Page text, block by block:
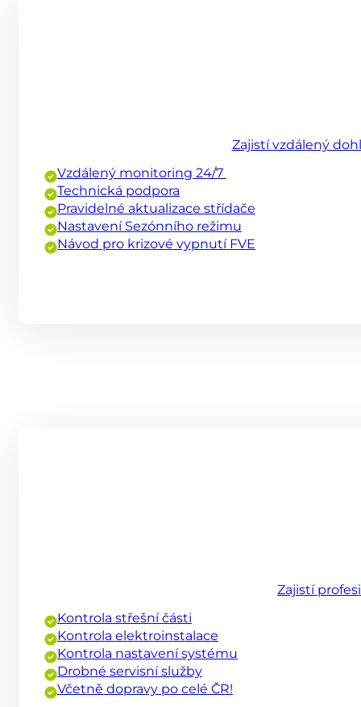
Zajistí vzdálený
Vzdálený monitoring 24/7
Technická podpora
Pravidelné aktualizace střídače
Nastavení Sezónního režimu
Návod pro krizové vypnutí FVE
Zajistí
Kontrola střešní části
Kontrola elektroinstalace
Kontrola nastavení systému
Drobné servisní služby
Včetně dopravy po celé ČR!